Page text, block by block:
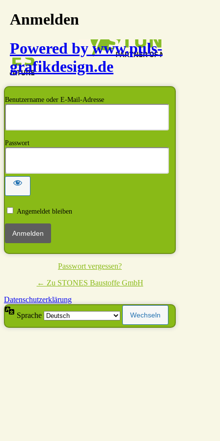
Anmelden
Powered by www.puls-
grafikdesign.de
Benutzername oder E-Mail-Adresse
Passwort
Angemeldet bleiben
Passwort vergessen?
← Zu STONES Baustoffe GmbH
Datenschutzerklärung
Sprache